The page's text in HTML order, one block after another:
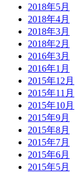
2018年5月
2018年4月
2018年3月
2018年2月
2016年3月
2016年1月
2015年12月
2015年11月
2015年10月
2015年9月
2015年8月
2015年7月
2015年6月
2015年5月